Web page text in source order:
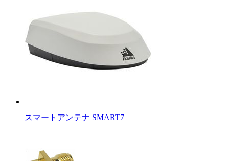
スマートアンテナ SMART7